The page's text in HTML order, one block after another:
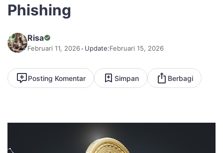
Phishing
Risa
Februari 11, 2026 Update:Februari 15, 2026
Posting Komentar Simpan Berbagi